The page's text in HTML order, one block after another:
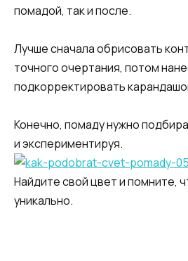
помадой, так и после.
Лучше сначала обрисовать
точного очертания, потом
подкорректировать
Конечно, помаду нужно
и экспериментируя.
Найдите свой цвет и помните,
уникально.